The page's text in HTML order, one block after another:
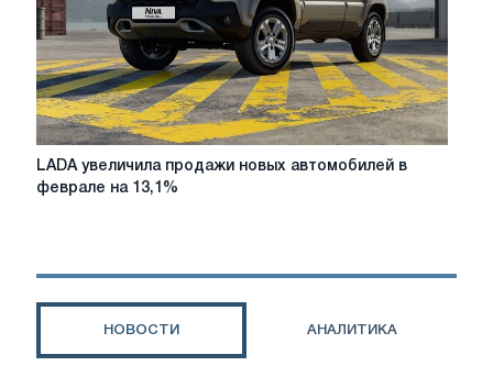
LADA
увеличила
в
LADA увеличила продажи новых автомобилей в
феврале на 13,1%
НОВОСТИ АНАЛИТИКА